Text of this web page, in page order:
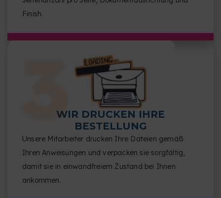
Finish.
WIR DRUCKEN IHRE
BESTELLUNG
Unsere Mitarbeiter drucken Ihre Dateien gemäß
Ihren Anweisungen und verpacken sie sorgfältig,
damit sie in einwandfreiem Zustand bei Ihnen
ankommen.